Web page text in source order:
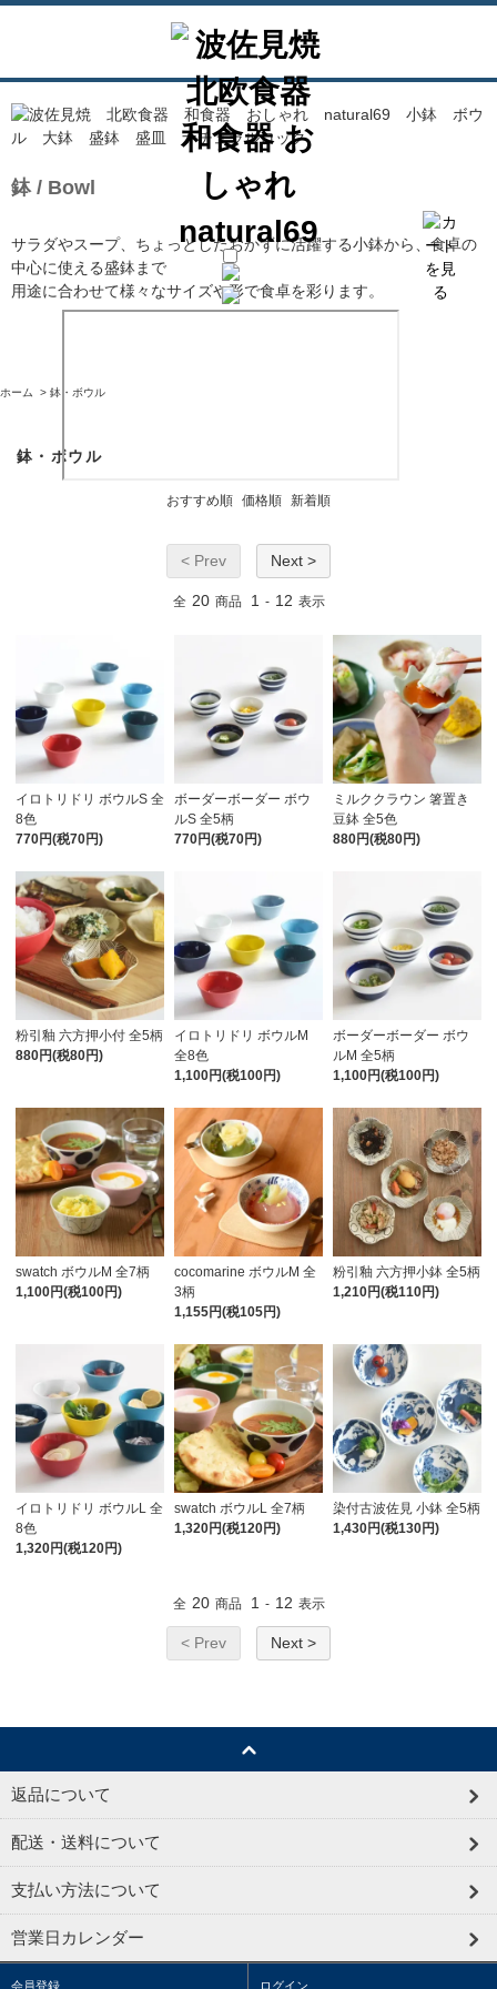
鉢 / Bowl
サラダやスープ、ちょっとしたおかずに活躍する小鉢から、食卓の
中心に使える盛鉢まで
用途に合わせて様々なサイズや形で食卓を彩ります。
ホーム > 鉢・ボウル
鉢・ボウル
おすすめ順 価格順 新着順
< Prev Next >
全 20 商品 1 - 12 表示
イロトリドリ ボウルS 全
8色
770円(税70円)
ボーダーボーダー ボウ
ルS 全5柄
770円(税70円)
ミルククラウン 箸置き
豆鉢 全5色
880円(税80円)
粉引釉 六方押小付 全5柄
880円(税80円)
イロトリドリ ボウルM
全8色
1,100円(税100円)
ボーダーボーダー ボウ
ルM 全5柄
1,100円(税100円)
swatch ボウルM 全7柄
1,100円(税100円)
cocomarine ボウルM 全
3柄
1,155円(税105円)
粉引釉 六方押小鉢 全5柄
1,210円(税110円)
イロトリドリ ボウルL 全
8色
1,320円(税120円)
swatch ボウルL 全7柄
1,320円(税120円)
染付古波佐見 小鉢 全5柄
1,430円(税130円)
全 20 商品 1 - 12 表示
< Prev Next >
返品について
配送・送料について
支払い方法について
営業日カレンダー
会員登録 ログイン